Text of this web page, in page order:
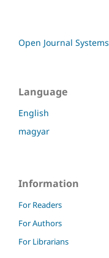
Open Journal Systems
Language
English
magyar
Information
For Readers
For Authors
For Librarians